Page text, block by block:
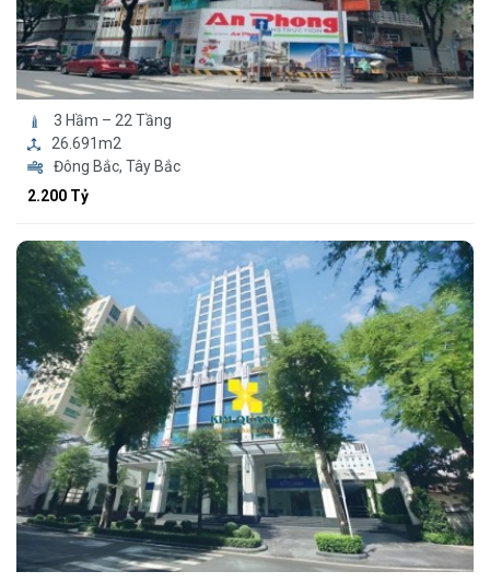
3 Hầm – 22 Tầng
26.691m2
Đông Bắc, Tây Bắc
2.200 Tỷ